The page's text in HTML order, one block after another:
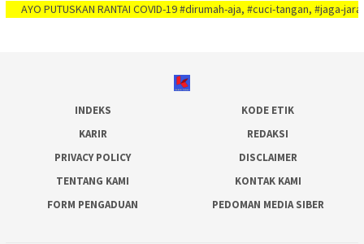
RANTAI COVID-19 #dirumah-aja, #cuci-tangan, #jaga-jarak,
INDEKS
KODE ETIK
KARIR
REDAKSI
PRIVACY POLICY
DISCLAIMER
TENTANG KAMI
KONTAK KAMI
FORM PENGADUAN
PEDOMAN MEDIA SIBER